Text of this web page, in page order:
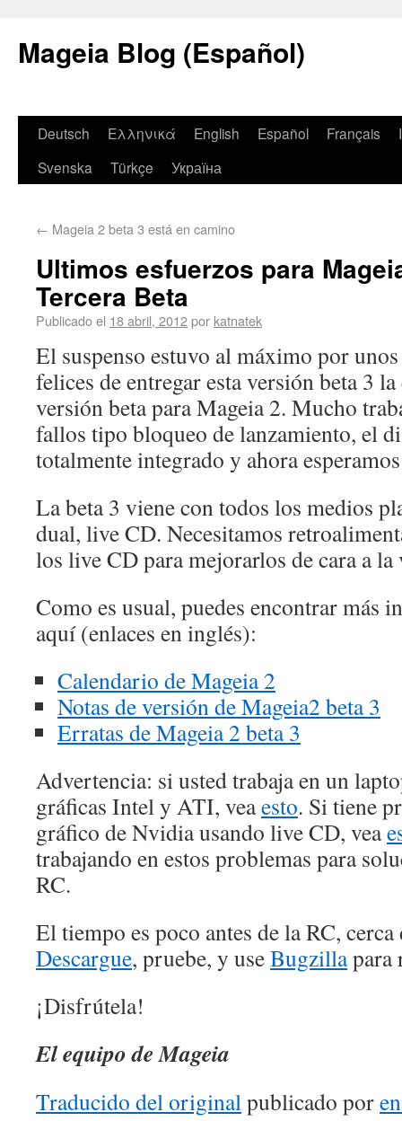
Mageia Blog (Español)
Deutsch Ελληνικά English Español Français
Svenska
Türkçe Україна
← Mageia 2 beta 3 está en camino
Ultimos esfuerzos para
Tercera Beta
Publicado el 18 abril, 2012por katnatek
El suspenso estuvo al máximo por
felices de entregar esta versión beta 3
versión beta para Mageia 2. Mucho
fallos tipo bloqueo de lanzamiento, el
totalmente integrado y ahora
La beta 3 viene con todos los medios
dual, live CD. Necesitamos
los live CD para mejorarlos de cara a la
Como es usual, puedes encontrar más
aquí (enlaces en inglés):
Calendario de Mageia 2
Notas de versión de Mageia2 beta 3
Erratas de Mageia 2 beta 3
Advertencia: si usted trabaja en un
gráficas Intel y ATI, veaesto. Si tiene
gráfico de Nvidia usando live CD, vea
trabajando en estos problemas para
RC.
El tiempo es poco antes de la RC, cerca
Descargue, pruebe, y useBugzillapara
¡Disfrútela!
El equipo de Mageia
Traducido del originalpublicado por